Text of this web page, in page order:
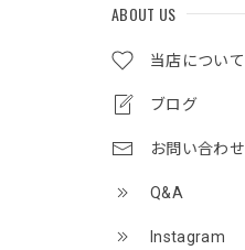
ABOUT US
当店について
ブログ
お問い合わせ
Q&A
Instagram